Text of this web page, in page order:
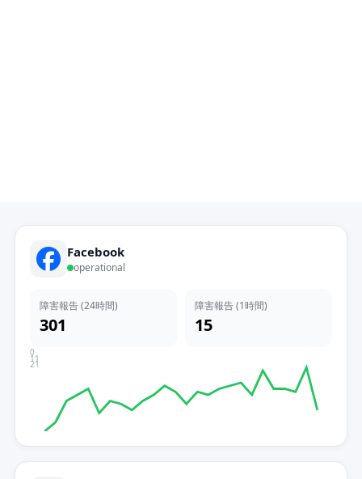
Facebook
operational
障害報告 (24時間)
301
障害報告 (1時間)
15
21
11
0